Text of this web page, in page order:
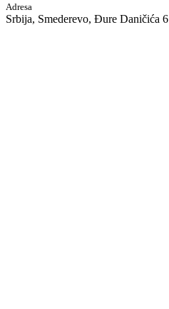
Adresa
Srbija, Smederevo, Đure Daničića 6